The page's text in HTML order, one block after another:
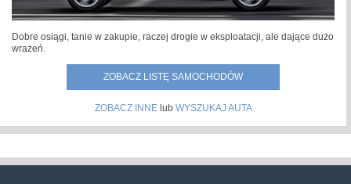
Dobre osiągi, tanie w zakupie, raczej drogie w eksploatacji, ale dające dużo
wrażeń.
ZOBACZ LISTĘ SAMOCHODÓW
ZOBACZ INNElub WYSZUKAJ AUTA